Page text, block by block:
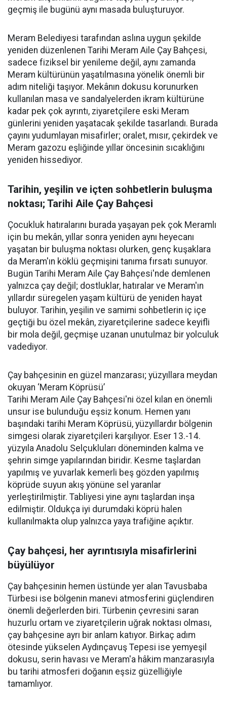
geçmiş ile bugünü aynı masada buluşturuyor.
Meram Belediyesi tarafından aslına uygun şekilde
yeniden düzenlenen Tarihi Meram Aile Çay Bahçesi,
sadece fiziksel bir yenileme değil, aynı zamanda
Meram kültürünün yaşatılmasına yönelik önemli bir
adım niteliği taşıyor. Mekânın dokusu korunurken
kullanılan masa ve sandalyelerden ikram kültürüne
kadar pek çok ayrıntı, ziyaretçilere eski Meram
günlerini yeniden yaşatacak şekilde tasarlandı. Burada
çayını yudumlayan misafirler; oralet, mısır, çekirdek ve
Meram gazozu eşliğinde yıllar öncesinin sıcaklığını
yeniden hissediyor.
Tarihin, yeşilin ve içten sohbetlerin buluşma
noktası; Tarihi Aile Çay Bahçesi
Çocukluk hatıralarını burada yaşayan pek çok Meramlı
için bu mekân, yıllar sonra yeniden aynı heyecanı
yaşatan bir buluşma noktası olurken, genç kuşaklara
da Meram'ın köklü geçmişini tanıma fırsatı sunuyor.
Bugün Tarihi Meram Aile Çay Bahçesi'nde demlenen
yalnızca çay değil; dostluklar, hatıralar ve Meram'ın
yıllardır süregelen yaşam kültürü de yeniden hayat
buluyor. Tarihin, yeşilin ve samimi sohbetlerin iç içe
geçtiği bu özel mekân, ziyaretçilerine sadece keyifli
bir mola değil, geçmişe uzanan unutulmaz bir yolculuk
vadediyor.
Çay bahçesinin en güzel manzarası; yüzyıllara meydan
okuyan ‘Meram Köprüsü’
Tarihi Meram Aile Çay Bahçesi'ni özel kılan en önemli
unsur ise bulunduğu eşsiz konum. Hemen yanı
başındaki tarihi Meram Köprüsü, yüzyıllardır bölgenin
simgesi olarak ziyaretçileri karşılıyor. Eser 13.-14.
yüzyıla Anadolu Selçukluları döneminden kalma ve
şehrin simge yapılarından biridir. Kesme taşlardan
yapılmış ve yuvarlak kemerli beş gözden yapılmış
köprüde suyun akış yönüne sel yaranlar
yerleştirilmiştir. Tabliyesi yine aynı taşlardan inşa
edilmiştir. Oldukça iyi durumdaki köprü halen
kullanılmakta olup yalnızca yaya trafiğine açıktır.
Çay bahçesi, her ayrıntısıyla misafirlerini
büyülüyor
Çay bahçesinin hemen üstünde yer alan Tavusbaba
Türbesi ise bölgenin manevi atmosferini güçlendiren
önemli değerlerden biri. Türbenin çevresini saran
huzurlu ortam ve ziyaretçilerin uğrak noktası olması,
çay bahçesine ayrı bir anlam katıyor. Birkaç adım
ötesinde yükselen Aydınçavuş Tepesi ise yemyeşil
dokusu, serin havası ve Meram'a hâkim manzarasıyla
bu tarihi atmosferi doğanın eşsiz güzelliğiyle
tamamlıyor.